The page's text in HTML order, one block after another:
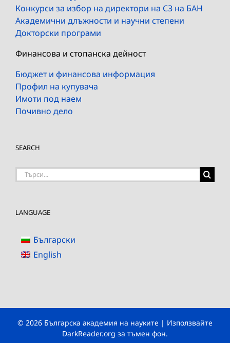
Конкурси за избор на директори на СЗ на БАН
Академични длъжности и научни степени
Докторски програми
Финансова и стопанска дейност
Бюджет и финансова информация
Профил на купувача
Имоти под наем
Почивно дело
SEARCH
Търсене
LANGUAGE
Български
English
© 2026 Българска академия на науките | Използвайте
DarkReader.org за тъмен фон.